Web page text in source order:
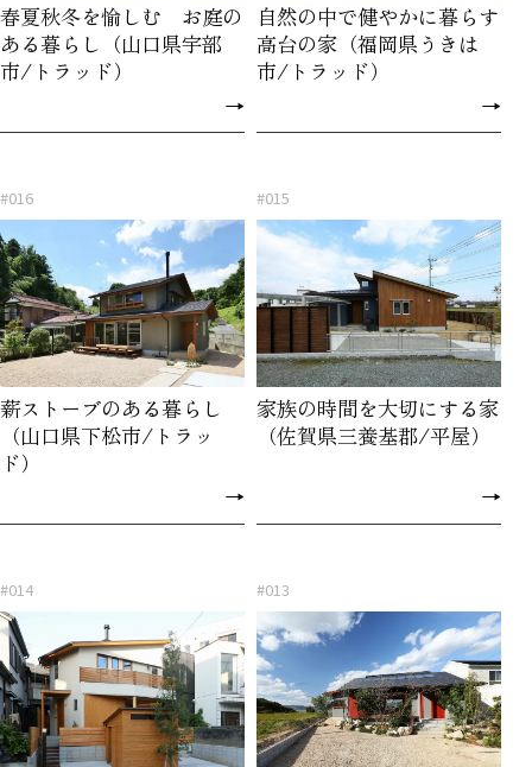
春夏秋冬を愉しむ お庭の
ある暮らし（山口県宇部
市/トラッド）
→
自然の中で健やかに暮らす
高台の家（福岡県うきは
市/トラッド）
→
#016
薪ストーブのある暮らし
（山口県下松市/トラッ
ド）
→
#015
家族の時間を大切にする家
（佐賀県三養基郡/平屋）
→
#014 #013